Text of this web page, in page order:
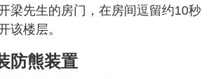
梁先生的房门，在房间逗留约10秒
该楼层。
防熊装置